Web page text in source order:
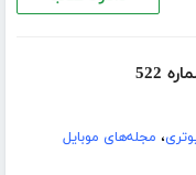
522
، مجله‌های موبایل